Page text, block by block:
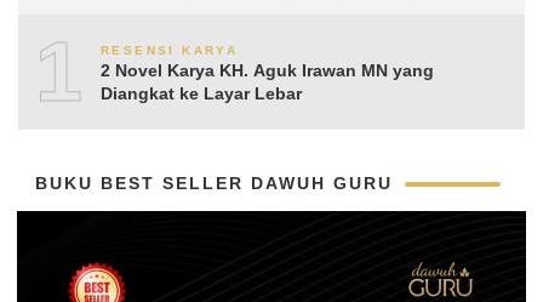
10RESENSI KARYA
2 Novel Karya KH. Aguk Irawan MN yang
Diangkat ke Layar Lebar
BUKU BEST SELLER DAWUH GURU